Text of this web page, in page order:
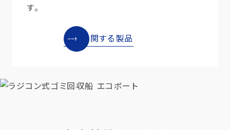
す。
環境に関する製品